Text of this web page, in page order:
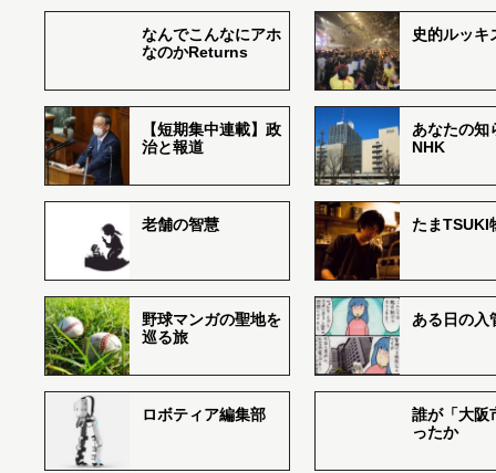
なんでこんなにアホ
なのかReturns
史的ルッキ
【短期集中連載】政
治と報道
あなたの知
NHK
老舗の智慧 たまTSUKI
野球マンガの聖地を
巡る旅
ある日の入
ロボティア編集部
誰が「大阪
ったか